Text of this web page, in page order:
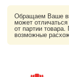
Обращаем Ваше
может
от партии
возможные